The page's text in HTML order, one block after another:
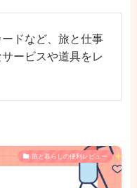
ドなど、旅と仕事
ービスや道具をレ
旅と暮らしの便利レビュー